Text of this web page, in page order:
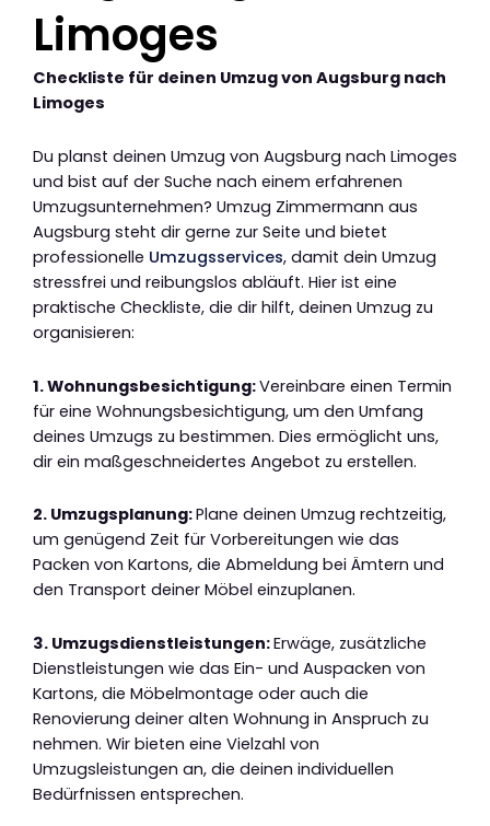
Limoges
Checkliste für deinen Umzug von Augsburg nach
Limoges
Du planst deinen Umzug von Augsburg nach Limoges
und bist auf der Suche nach einem erfahrenen
Umzugsunternehmen? Umzug Zimmermann aus
Augsburg steht dir gerne zur Seite und bietet
professionelle Umzugsservices, damit dein Umzug
stressfrei und reibungslos abläuft. Hier ist eine
praktische Checkliste, die dir hilft, deinen Umzug zu
organisieren:
1. Wohnungsbesichtigung:Vereinbare einen Termin
für eine Wohnungsbesichtigung, um den Umfang
deines Umzugs zu bestimmen. Dies ermöglicht uns,
dir ein maßgeschneidertes Angebot zu erstellen.
2. Umzugsplanung:Plane deinen Umzug rechtzeitig,
um genügend Zeit für Vorbereitungen wie das
Packen von Kartons, die Abmeldung bei Ämtern und
den Transport deiner Möbel einzuplanen.
3. Umzugsdienstleistungen:Erwäge, zusätzliche
Dienstleistungen wie das Ein- und Auspacken von
Kartons, die Möbelmontage oder auch die
Renovierung deiner alten Wohnung in Anspruch zu
nehmen. Wir bieten eine Vielzahl von
Umzugsleistungen an, die deinen individuellen
Bedürfnissen entsprechen.